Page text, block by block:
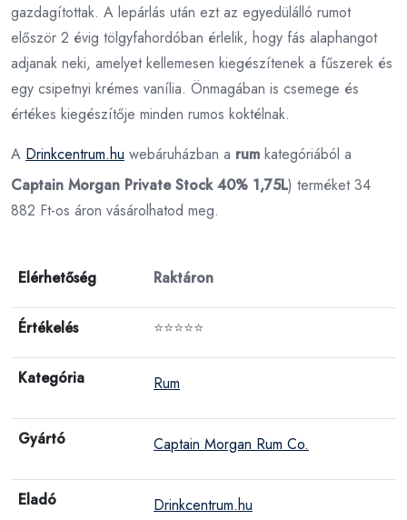
gazdagítottak. A lepárlás után ezt az egyedülálló rumot
először 2 évig tölgyfahordóban érlelik, hogy fás alaphangot
adjanak neki, amelyet kellemesen kiegészítenek a fűszerek és
egy csipetnyi krémes vanília. Önmagában is csemege és
értékes kiegészítője minden rumos koktélnak.
A Drinkcentrum.hu webáruházban a rum kategóriából a
Captain Morgan Private Stock 40% 1,75L) terméket 34
882 Ft-os áron vásárolhatod meg.
Elérhetőség Raktáron
Értékelés ⭐⭐⭐⭐⭐
Kategória Rum
Gyártó Captain Morgan Rum Co.
Eladó Drinkcentrum.hu